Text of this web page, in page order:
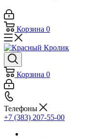
Корзина 0
Корзина 0
Телефоны
+7 (383) 207-55-00